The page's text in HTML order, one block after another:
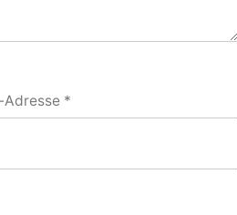
Adresse *